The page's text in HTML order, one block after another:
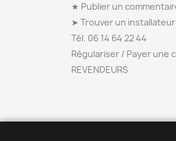
★ Publier un
➤ Trouver un installateur
Tél. 06 14 64 22 44
Régulariser / Payer une
REVENDEURS